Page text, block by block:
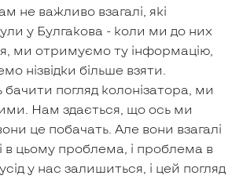
не важливо взагалі, які
у Булгакова - коли ми до них
ми отримуємо ту інформацію,
нізвідки більше взяти.
бачити погляд колонізатора, ми
Нам здається, що ось ми
це побачать. Але вони взагалі
в цьому проблема, і проблема в
у нас залишиться, і цей погляд